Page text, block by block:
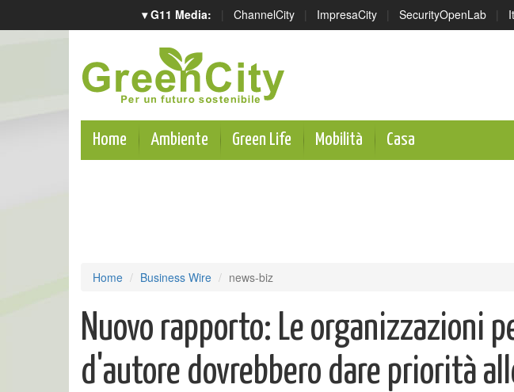
▾ G11 Media: | ChannelCity | ImpresaCity | SecurityOpenLab |
Home Ambiente Green Life Mobilità Casa
Home Business Wire news-biz
Nuovo rapporto: Le organizzazioni
d'autore dovrebbero dare priorità